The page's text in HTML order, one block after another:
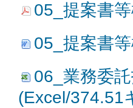
05_提案書
05_提案書
06_業務委
(Excel/374.51